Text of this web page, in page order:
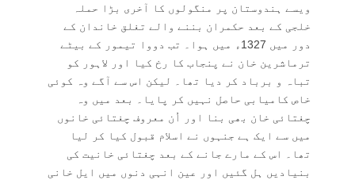
ویسے ہندوستان پر منگولوں کا آخری بڑا حملہ
خلجی کے بعد حکمران بننے والے تغلق خاندان کے
دور میں 1327ء میں ہوا۔ تب دووا تیمور کے بیٹے
ترماشرین خان نے پنجاب کا رخ کیا اور لاہور کو
تباہ و برباد کر دیا تھا۔ لیکن اس سے آگے وہ کوئی
خاص کامیابی حاصل نہیں کر پایا۔ بعد میں وہ
چغتائی خان بھی بنا اور اُن معروف چغتائی خانوں
میں سے ایک ہے جنہوں نے اسلام قبول کیا کر لیا
تھا۔ اس کے مارے جانے کے بعد چغتائی خانیت کی
بنیادیں ہل گئیں اور عین انہی دنوں میں ایل خانی